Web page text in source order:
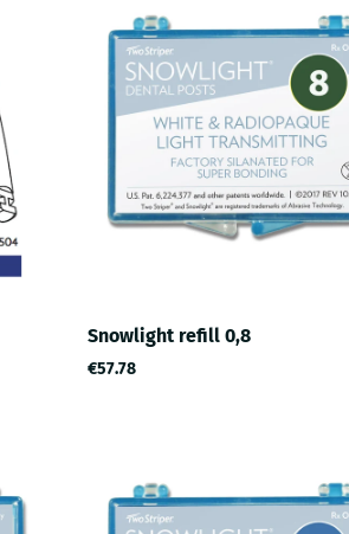
Snowlight refill 0,8
€57.78